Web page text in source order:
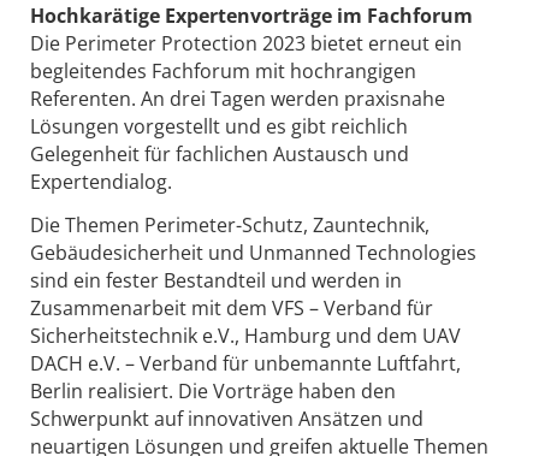
Hochkarätige Expertenvorträge im Fachforum
Die Perimeter Protection 2023 bietet erneut ein
begleitendes Fachforum mit hochrangigen
Referenten. An drei Tagen werden praxisnahe
Lösungen vorgestellt und es gibt reichlich
Gelegenheit für fachlichen Austausch und
Expertendialog.
Die Themen Perimeter-Schutz, Zauntechnik,
Gebäudesicherheit und Unmanned Technologies
sind ein fester Bestandteil und werden in
Zusammenarbeit mit dem VFS – Verband für
Sicherheitstechnik e.V., Hamburg und dem UAV
DACH e.V. – Verband für unbemannte Luftfahrt,
Berlin realisiert. Die Vorträge haben den
Schwerpunkt auf innovativen Ansätzen und
neuartigen Lösungen und greifen aktuelle Themen